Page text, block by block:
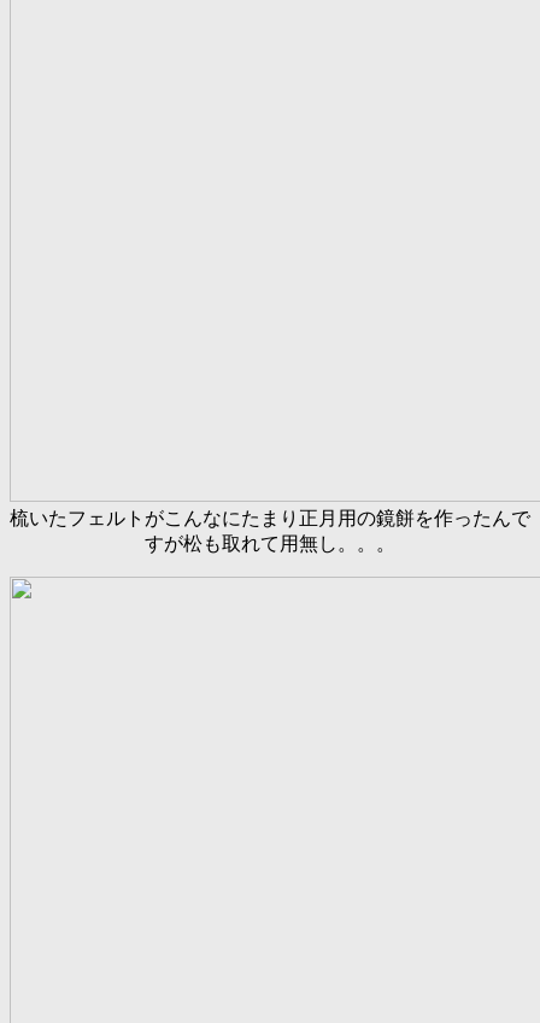
梳いたフェルトがこんなにたまり正月用の鏡餅を作ったんで
すが松も取れて用無し。。。